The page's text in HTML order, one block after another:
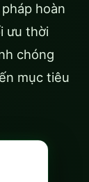
hoàn
ưu thời
chóng
mục tiêu